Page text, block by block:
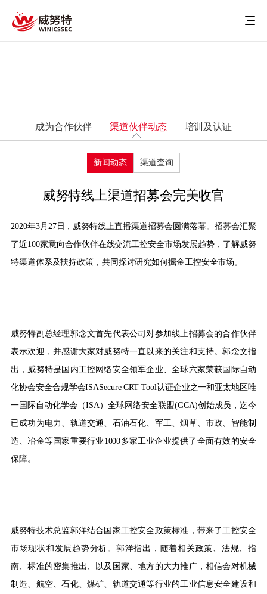
成为合作伙伴 渠道伙伴动态 培训及认证
新闻动态 渠道查询
威努特线上渠道招募会完美收官
2020年3月27日，威努特线上直播渠道招募会圆满落幕。招募会汇聚
了近100家意向合作伙伴在线交流工控安全市场发展趋势，了解威努
特渠道体系及扶持政策，共同探讨研究如何掘金工控安全市场。
威努特副总经理郭念文首先代表公司对参加线上招募会的合作伙伴
表示欢迎，并感谢大家对威努特一直以来的关注和支持。郭念文指
出，威努特是国内工控网络安全领军企业、全球六家荣获国际自动
化协会安全合规学会ISASecure CRT Tool认证企业之一和亚太地区唯
一国际自动化学会（ISA）全球网络安全联盟(GCA)创始成员，迄今
已成功为电力、轨道交通、石油石化、军工、烟草、市政、智能制
造、冶金等国家重要行业1000多家工业企业提供了全面有效的安全
保障。
威努特技术总监郭洋结合国家工控安全政策标准，带来了工控安全
市场现状和发展趋势分析。郭洋指出，随着相关政策、法规、指
南、标准的密集推出、以及国家、地方的大力推广，相信会对机械
制造、航空、石化、煤矿、轨道交通等行业的工业信息安全建设和